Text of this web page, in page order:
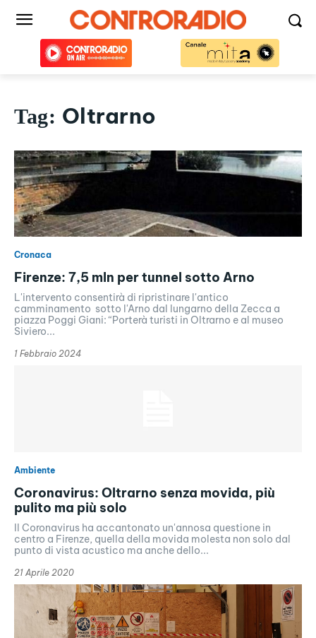
Tag: Oltrarno
Cronaca
Firenze: 7,5 mln per tunnel sotto Arno
L'intervento consentirà di ripristinare l'antico
camminamento sotto l'Arno dal lungarno della Zecca a
piazza Poggi Giani: “Porterà turisti in Oltrarno e al museo
Siviero...
1 Febbraio 2024
Ambiente
Coronavirus: Oltrarno senza movida, più
pulito ma più solo
Il Coronavirus ha accantonato un'annosa questione in
centro a Firenze, quella della movida molesta non solo dal
punto di vista acustico ma anche dello...
21 Aprile 2020